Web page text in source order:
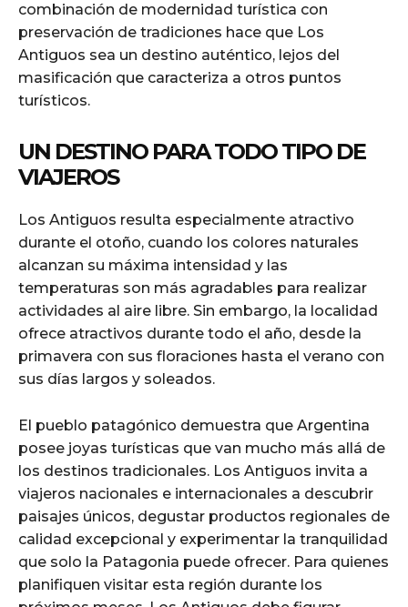
combinación de modernidad turística con
preservación de tradiciones hace que Los
Antiguos sea un destino auténtico, lejos del
masificación que caracteriza a otros puntos
turísticos.
UN DESTINO PARA TODO TIPO DE
VIAJEROS
Los Antiguos resulta especialmente atractivo
durante el otoño, cuando los colores naturales
alcanzan su máxima intensidad y las
temperaturas son más agradables para realizar
actividades al aire libre. Sin embargo, la localidad
ofrece atractivos durante todo el año, desde la
primavera con sus floraciones hasta el verano con
sus días largos y soleados.
El pueblo patagónico demuestra que Argentina
posee joyas turísticas que van mucho más allá de
los destinos tradicionales. Los Antiguos invita a
viajeros nacionales e internacionales a descubrir
paisajes únicos, degustar productos regionales de
calidad excepcional y experimentar la tranquilidad
que solo la Patagonia puede ofrecer. Para quienes
planifiquen visitar esta región durante los